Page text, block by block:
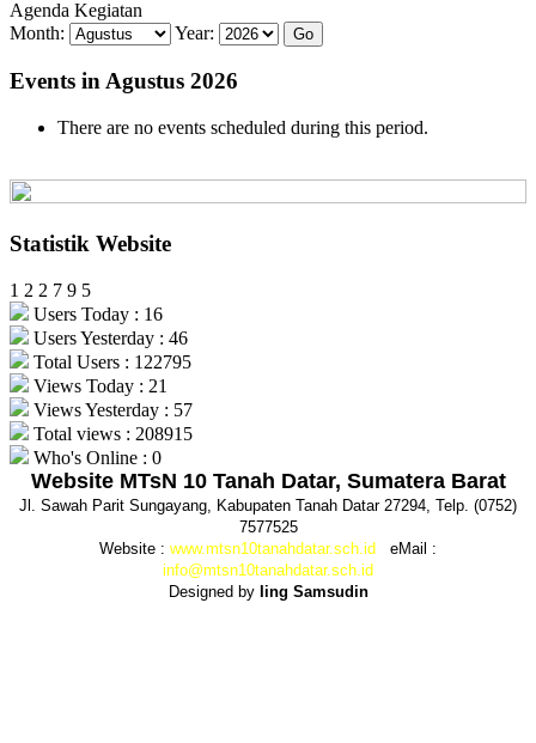
Agenda Kegiatan
Month:
Year:
Events in Agustus 2026
There are no events scheduled during this period.
Statistik Website
1 2 2 7 9 5
Users Today : 16
Users Yesterday : 46
Total Users : 122795
Views Today : 21
Views Yesterday : 57
Total views : 208915
Who's Online : 0
Website MTsN 10 Tanah Datar, Sumatera Barat
Jl. Sawah Parit Sungayang, Kabupaten Tanah Datar 27294, Telp. (0752)
7577525
Website : www.mtsn10tanahdatar.sch.id eMail :
info@mtsn10tanahdatar.sch.id
Designed by Iing Samsudin